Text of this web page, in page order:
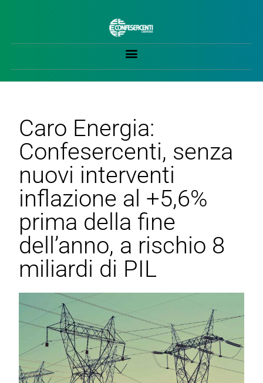
Caro Energia:
Confesercenti, senza
nuovi interventi
inflazione al +5,6%
prima della fine
dell’anno, a rischio 8
miliardi di PIL